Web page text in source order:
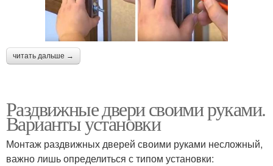
читать дальше →
Раздвижные двери своими руками.
Варианты установки
Монтаж раздвижных дверей своими руками несложный,
важно лишь определиться с типом установки: